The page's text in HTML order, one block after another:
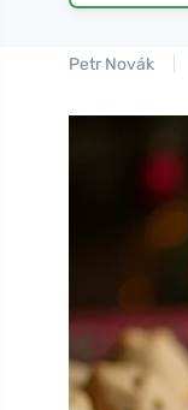
Petr Novák